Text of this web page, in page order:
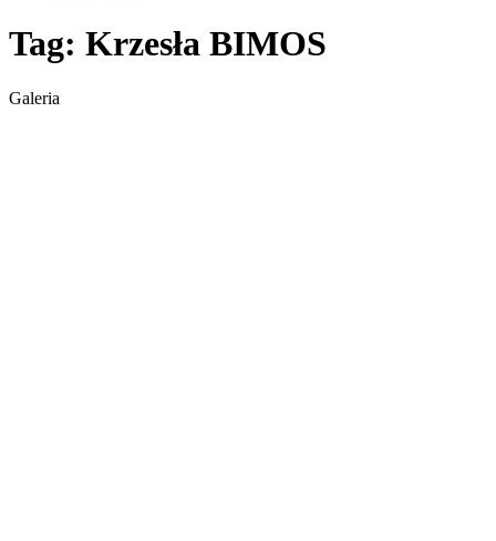
Tag: Krzesła BIMOS
Galeria